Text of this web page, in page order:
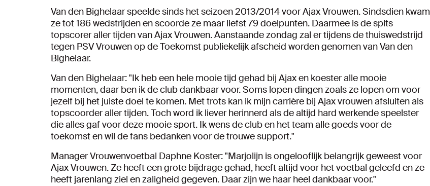
Van den Bighelaar speelde sinds het seizoen 2013/2014 voor Ajax Vrouwen. Sindsdien kwam
ze tot 186 wedstrijden en scoorde ze maar liefst 79 doelpunten. Daarmee is de spits
topscorer aller tijden van Ajax Vrouwen. Aanstaande zondag zal er tijdens de thuiswedstrijd
tegen PSV Vrouwen op de Toekomst publiekelijk afscheid worden genomen van Van den
Bighelaar.
Van den Bighelaar: "Ik heb een hele mooie tijd gehad bij Ajax en koester alle mooie
momenten, daar ben ik de club dankbaar voor. Soms lopen dingen zoals ze lopen om voor
jezelf bij het juiste doel te komen. Met trots kan ik mijn carrière bij Ajax vrouwen afsluiten als
topscoorder aller tijden. Toch word ik liever herinnerd als de altijd hard werkende speelster
die alles gaf voor deze mooie sport. Ik wens de club en het team alle goeds voor de
toekomst en wil de fans bedanken voor de trouwe support."
Manager Vrouwenvoetbal Daphne Koster: "Marjolijn is ongelooflijk belangrijk geweest voor
Ajax Vrouwen. Ze heeft een grote bijdrage gehad, heeft altijd voor het voetbal geleefd en ze
heeft jarenlang ziel en zaligheid gegeven. Daar zijn we haar heel dankbaar voor."